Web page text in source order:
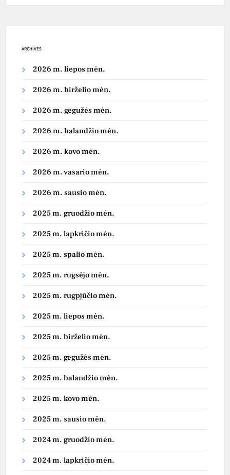
ARCHIVES
2026 m. liepos mėn.
2026 m. birželio mėn.
2026 m. gegužės mėn.
2026 m. balandžio mėn.
2026 m. kovo mėn.
2026 m. vasario mėn.
2026 m. sausio mėn.
2025 m. gruodžio mėn.
2025 m. lapkričio mėn.
2025 m. spalio mėn.
2025 m. rugsėjo mėn.
2025 m. rugpjūčio mėn.
2025 m. liepos mėn.
2025 m. birželio mėn.
2025 m. gegužės mėn.
2025 m. balandžio mėn.
2025 m. kovo mėn.
2025 m. sausio mėn.
2024 m. gruodžio mėn.
2024 m. lapkričio mėn.